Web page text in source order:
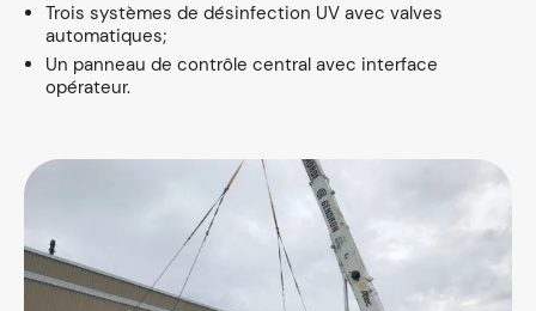
Trois systèmes de désinfection UV avec valves
automatiques;
Un panneau de contrôle central avec interface
opérateur.